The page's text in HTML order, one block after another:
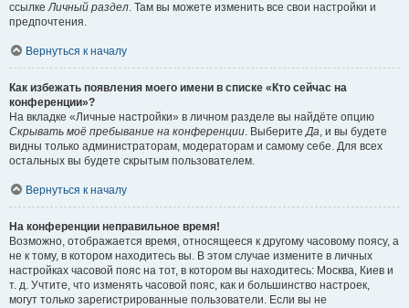
ссылкеЛичный раздел. Там вы можете изменить все свои настройки и
предпочтения.
Вернуться к началу
Как избежать появления моего имени в списке «Кто сейчас на
конференции»?
На вкладке «Личные настройки» в личном разделе вы найдёте опцию
Скрывать моё пребывание на конференции. ВыберитеДа, и вы будете
видны только администраторам, модераторам и самому себе. Для всех
остальных вы будете скрытым пользователем.
Вернуться к началу
На конференции неправильное время!
Возможно, отображается время, относящееся к другому часовому поясу, а
не к тому, в котором находитесь вы. В этом случае измените в личных
настройках часовой пояс на тот, в котором вы находитесь: Москва, Киев и
т. д. Учтите, что изменять часовой пояс, как и большинство настроек,
могут только зарегистрированные пользователи. Если вы не